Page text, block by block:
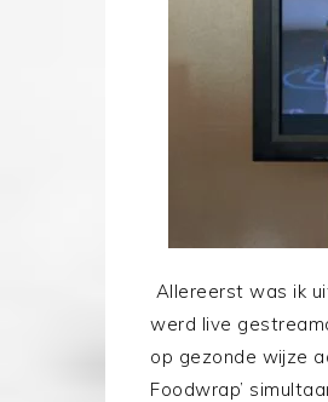
Allereerst was ik
werd live
op gezonde wijze
Foodwrap’